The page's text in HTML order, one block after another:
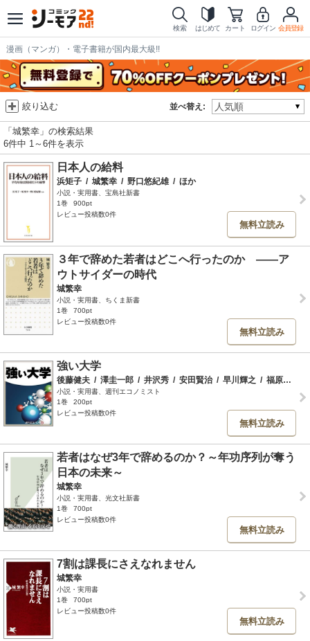
検索 はじめて カート ログイン 会員登録
漫画（マンガ）・電子書籍が国内最大級!!
並べ替え:
絞り込む
「城繁幸」の検索結果
6件中 1～6件を表示
日本人の給料
浜矩子 / 城繁幸 / 野口悠紀雄 / ほか
小説・実用書、宝島社新書
1巻
900pt
レビュー投稿数0件
無料立読み
３年で辞めた若者はどこへ行ったのか ――ア
ウトサイダーの時代
城繁幸
小説・実用書、ちくま新書
1巻
700pt
レビュー投稿数0件
無料立読み
強い大学
後藤健夫 / 澤圭一郎 / 井沢秀 / 安田賢治 / 早川輝之 / 福原美三
小説・実用書、週刊エコノミスト
1巻
200pt
レビュー投稿数0件
無料立読み
若者はなぜ3年で辞めるのか？～年功序列が奪う
日本の未来～
城繁幸
小説・実用書、光文社新書
1巻
700pt
レビュー投稿数0件
無料立読み
7割は課長にさえなれません
城繁幸
小説・実用書
1巻
700pt
レビュー投稿数0件
無料立読み